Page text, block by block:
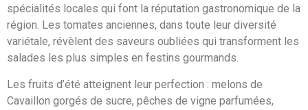
spécialités locales qui font la réputation gastronomique de la
région. Les tomates anciennes, dans toute leur diversité
variétale, révèlent des saveurs oubliées qui transforment les
salades les plus simples en festins gourmands.
Les fruits d’été atteignent leur perfection : melons de
Cavaillon gorgés de sucre, pêches de vigne parfumées,